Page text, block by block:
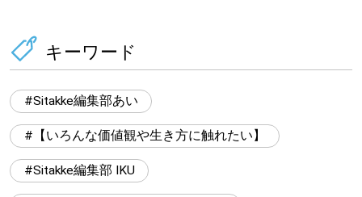
キーワード
Sitakke編集部あい
【いろんな価値観や生き方に触れたい】
Sitakke編集部 IKU